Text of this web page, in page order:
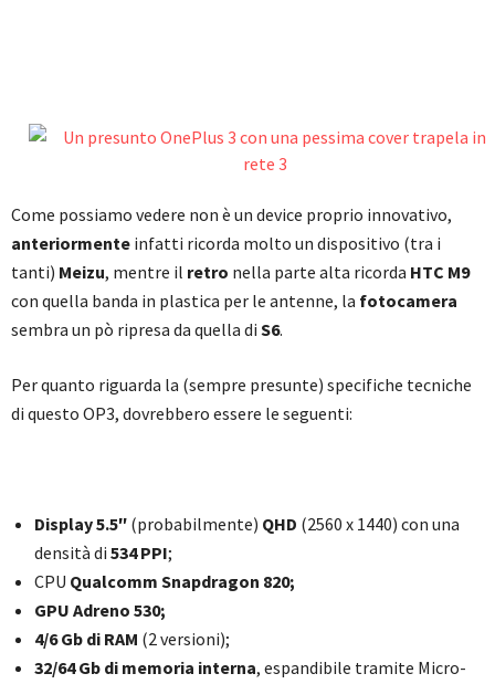
Come possiamo vedere non è un device proprio innovativo,
anteriormente infatti ricorda molto un dispositivo (tra i
tanti) Meizu, mentre il retro nella parte alta ricorda HTC M9
con quella banda in plastica per le antenne, la fotocamera
sembra un pò ripresa da quella di S6.
Per quanto riguarda la (sempre presunte) specifiche tecniche
di questo OP3, dovrebbero essere le seguenti:
Display 5.5″ (probabilmente) QHD (2560 x 1440) con una
densità di 534 PPI;
CPU Qualcomm Snapdragon 820;
GPU Adreno 530;
4/6 Gb di RAM (2 versioni);
32/64 Gb di memoria interna, espandibile tramite Micro-